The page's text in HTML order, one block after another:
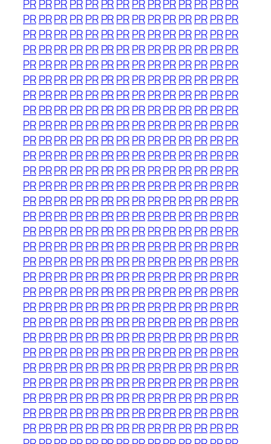
PRPRPRPRPR PRPRPRPRPRPRPR PRPR
PRPRPRPRPR PRPRPRPRPRPRPR PRPR
PRPRPRPRPR PRPRPRPRPRPRPR PRPR
PRPRPRPRPR PRPRPRPRPRPRPR PRPR
PRPRPRPRPR PRPRPRPRPRPRPR PRPR
PRPRPRPRPR PRPRPRPRPRPRPR PRPR
PRPRPRPRPR PRPRPRPRPRPRPR PRPR
PRPRPRPRPR PRPRPRPRPRPRPR PRPR
PRPRPRPRPR PRPRPRPRPRPRPR PRPR
PRPRPRPRPR PRPRPRPRPRPRPR PRPR
PRPRPRPRPR PRPRPRPRPRPRPR PRPR
PRPRPRPRPR PRPRPRPRPRPRPR PRPR
PRPRPRPRPR PRPRPRPRPRPRPR PRPR
PRPRPRPRPR PRPRPRPRPRPRPR PRPR
PRPRPRPRPR PRPRPRPRPRPRPR PRPR
PRPRPRPRPR PRPRPRPRPRPRPR PRPR
PRPRPRPRPR PRPRPRPRPRPRPR PRPR
PRPRPRPRPR PRPRPRPRPRPRPR PRPR
PRPRPRPRPR PRPRPRPRPRPRPR PRPR
PRPRPRPRPR PRPRPRPRPRPRPR PRPR
PRPRPRPRPR PRPRPRPRPRPRPR PRPR
PRPRPRPRPR PRPRPRPRPRPRPR PRPR
PRPRPRPRPR PRPRPRPRPRPRPR PRPR
PRPRPRPRPR PRPRPRPRPRPRPR PRPR
PRPRPRPRPR PRPRPRPRPRPRPR PRPR
PRPRPRPRPR PRPRPRPRPRPRPR PRPR
PRPRPRPRPR PRPRPRPRPRPRPR PRPR
PRPRPRPRPR PRPRPRPRPRPRPR PRPR
PRPRPRPRPR PRPRPRPRPRPRPR PRPR